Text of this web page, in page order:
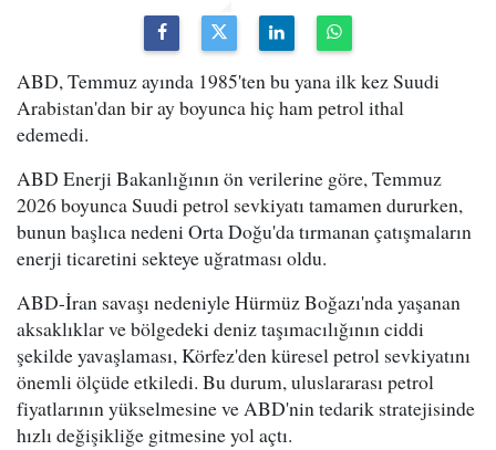
ABD, Temmuz ayında 1985'ten bu yana ilk kez Suudi
Arabistan'dan bir ay boyunca hiç ham petrol ithal
edemedi.
ABD Enerji Bakanlığının ön verilerine göre, Temmuz
2026 boyunca Suudi petrol sevkiyatı tamamen dururken,
bunun başlıca nedeni Orta Doğu'da tırmanan çatışmaların
enerji ticaretini sekteye uğratması oldu.
ABD-İran savaşı nedeniyle Hürmüz Boğazı'nda yaşanan
aksaklıklar ve bölgedeki deniz taşımacılığının ciddi
şekilde yavaşlaması, Körfez'den küresel petrol sevkiyatını
önemli ölçüde etkiledi. Bu durum, uluslararası petrol
fiyatlarının yükselmesine ve ABD'nin tedarik stratejisinde
hızlı değişikliğe gitmesine yol açtı.